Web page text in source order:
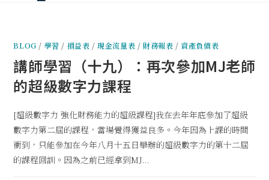
BLOG / 學習 / 損益表 /現金流量表 /財務報表 /資產負債表
講師學習（十九）：再次參加MJ老師
的超級數字力課程
[超級數字力 強化財務能力的超級課程]我在去年年底參加了超級
數字力第二屆的課程，當場覺得獲益良多。今年因為上課的時間
衝到，只能參加在今年八月十五日舉辦的超級數字力的第十二屆
的課程回訓。因為之前已經拿到MJ...